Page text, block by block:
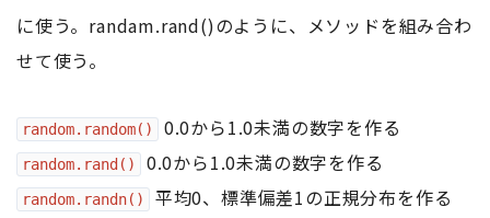
に使う。randam.rand()のように、メソッドを組み合わ
せて使う。
random.random() 0.0から1.0未満の数字を作る
random.rand() 0.0から1.0未満の数字を作る
random.randn() 平均0、標準偏差1の正規分布を作る